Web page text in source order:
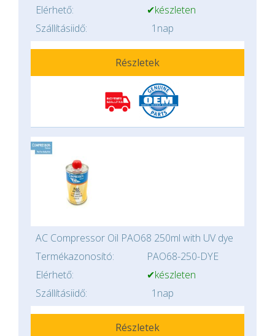
Elérhető:
✔készleten
Szállításiidő:
1nap
Részletek
AC Compressor Oil PAO68 250ml with UV dye
Termékazonosító:
PAO68-250-DYE
Elérhető:
✔készleten
Szállításiidő:
1nap
Részletek